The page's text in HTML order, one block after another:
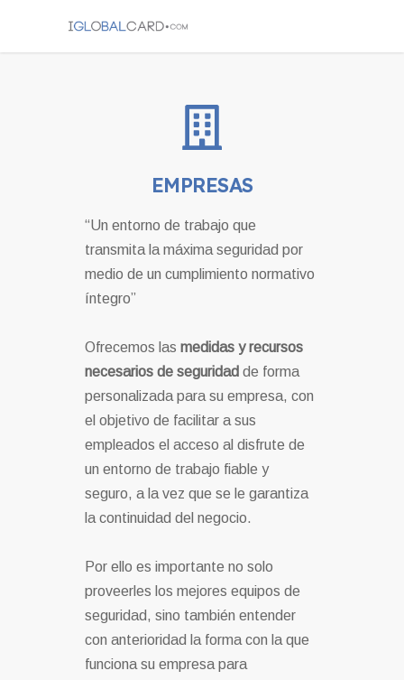
EMPRESAS
“Un entorno de trabajo que
transmita la máxima seguridad por
medio de un cumplimiento normativo
íntegro”
Ofrecemos las medidas y recursos
necesarios de seguridad de forma
personalizada para su empresa, con
el objetivo de facilitar a sus
empleados el acceso al disfrute de
un entorno de trabajo fiable y
seguro, a la vez que se le garantiza
la continuidad del negocio.
Por ello es importante no solo
proveerles los mejores equipos de
seguridad, sino también entender
con anterioridad la forma con la que
funciona su empresa para